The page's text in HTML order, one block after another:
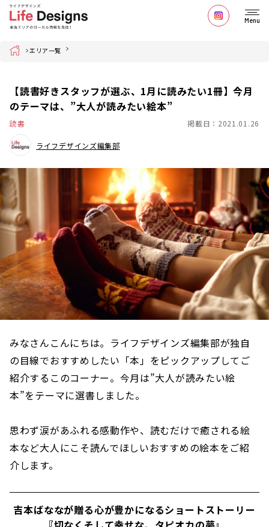
Menu
Home エリア一覧
【読書好きスタッフが選ぶ、1月に読みたい1冊】今月
のテーマは、”大人が読みたい絵本”
読書 掲載日：2021.01.26
ライフデザインズ編集部
みなさんこんにちは。ライフデザインズ編集部が独自
の目線でおすすめしたい「本」をピックアップしてご
紹介するこのコーナー。今月は”大人が読みたい絵
本”をテーマに選書しました。
思わず涙があふれる感動作や、読むだけで癒される絵
本など大人にこそ読んでほしいおすすめの絵本をご紹
介します。
吉本ばななが贈る心が豊かになるショートストーリー